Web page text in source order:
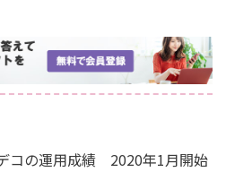
コの運用成績 2020年1月開始